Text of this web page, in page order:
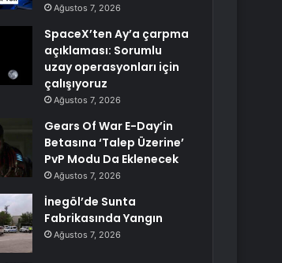
Ağustos 7, 2026
SpaceX’ten Ay’a çarpma
açıklaması: Sorumlu
uzay operasyonları için
çalışıyoruz
Ağustos 7, 2026
Gears Of War E-Day’in
Betasına ‘Talep Üzerine’
PvP Modu Da Eklenecek
Ağustos 7, 2026
İnegöl’de Sunta
Fabrikasında Yangın
Ağustos 7, 2026